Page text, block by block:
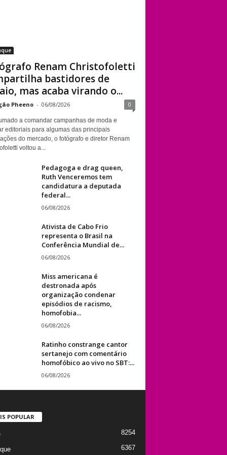
Renam Christofoletti
bastidores de
mas acaba virando o...
Pheeno - 06/08/2026 0
a comandar campanhas de moda e
editoriais para algumas das principais
do mercado, o fotógrafo e diretor Renam
voltou a...
Pedagoga e drag queen,
Ruth Venceremos tem
candidatura a deputada
federal...
06/08/2026
Ativista de Cabo Frio
representa o Brasil na
Conferência Mundial de...
06/08/2026
Miss americana é
destronada após
organização condenar
episódios de racismo,
homofobia...
06/08/2026
Ratinho constrange cantor
sertanejo com comentário
homofóbico ao vivo no SBT:...
06/08/2026
POPULAR
8254
6367